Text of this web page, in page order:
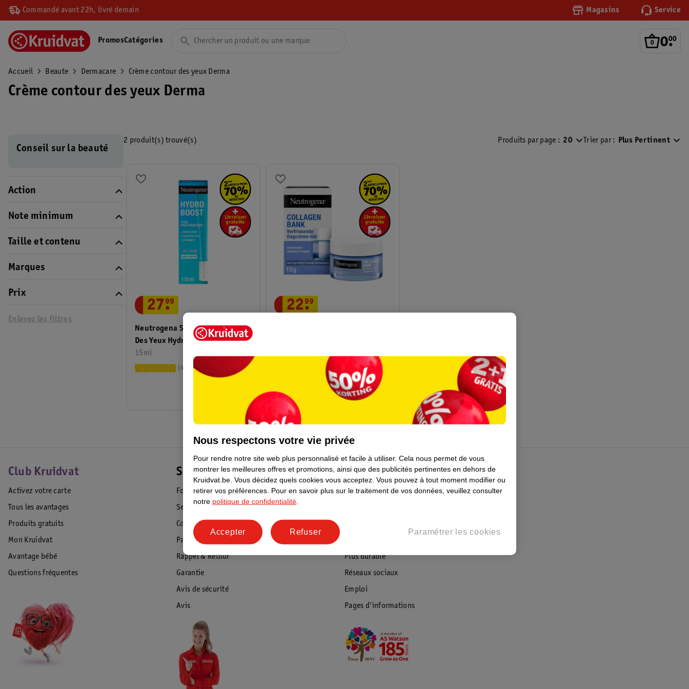
Commandé avant 22h, livré demain Magasins Service
0.
00
PromosCatégories
Accueil Beaute Dermacare Crème contour des yeux Derma
Crème contour des yeux Derma
Conseil sur la beauté
Action
Note minimum
Taille et contenu
Marques
Prix
Enlevez les filtres
2 produit(s) trouvé(s) Produits par page : 20 Trier par : Plus Pertinent
Neutrogena Soin Réveil Contour
Des Yeux Hydro Boost
15ml
27.
99
4
22.
99
44
Club Kruidvat
Activez votre carte
Tous les avantages
Produits gratuits
Mon Kruidvat
Avantage bébé
Questions fréquentes
Service Clientèle
Foire aux questions
Service Clientèle
Commande & Livraison
Paiement
Rappel & Retour
Garantie
Avis de sécurité
Avis
Tout sur Kruidvat
À propos de Kruidvat
Plus durable
Réseaux sociaux
Emploi
Pages d’informations
Nous respectons votre vie privée
Pour rendre notre site web plus personnalisé et facile à utiliser. Cela nous permet de vous
montrer les meilleures offres et promotions, ainsi que des publicités pertinentes en dehors de
Kruidvat.be. Vous décidez quels cookies vous acceptez. Vous pouvez à tout moment modifier ou
retirer vos préférences. Pour en savoir plus sur le traitement de vos données, veuillez consulter
notre politique de confidentialité
Paramétrer les cookies
Refuser
Accepter